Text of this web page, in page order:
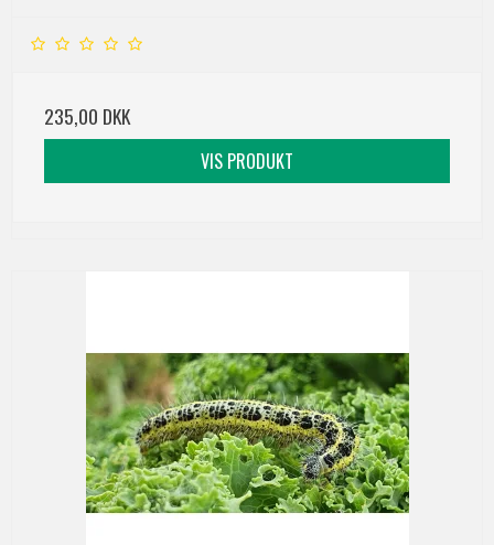
235,00 DKK
VIS PRODUKT